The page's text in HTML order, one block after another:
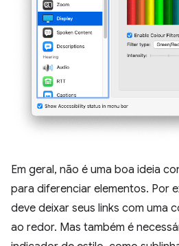
Em geral, não é uma boa ideia
para diferenciar elementos. Por
deve deixar seus links com uma
ao redor. Mas também é